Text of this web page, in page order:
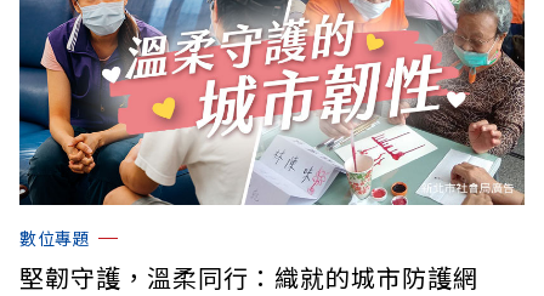
數位專題
堅韌守護，溫柔同行：織就的城市防護網